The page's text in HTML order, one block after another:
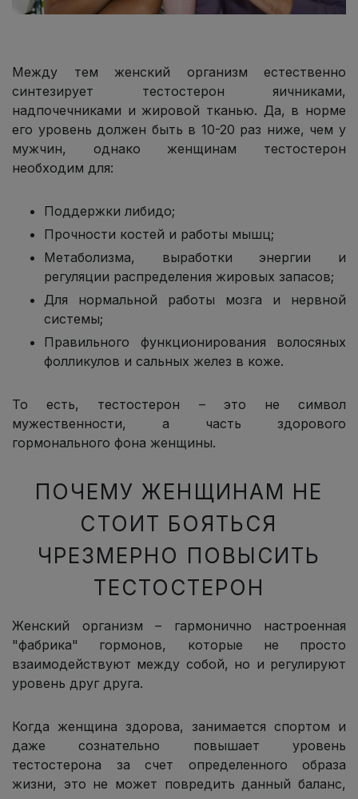
Между тем женский организм естественно
синтезирует тестостерон яичниками,
надпочечниками и жировой тканью. Да, в норме
его уровень должен быть в 10-20 раз ниже, чем у
мужчин, однако женщинам тестостерон
необходим для:
Поддержки либидо;
Прочности костей и работы мышц;
Метаболизма, выработки энергии и
регуляции распределения жировых запасов;
Для нормальной работы мозга и нервной
системы;
Правильного функционирования волосяных
фолликулов и сальных желез в коже.
То есть, тестостерон – это не символ
мужественности, а часть здорового
гормонального фона женщины.
ПОЧЕМУ ЖЕНЩИНАМ НЕ
СТОИТ БОЯТЬСЯ
ЧРЕЗМЕРНО ПОВЫСИТЬ
ТЕСТОСТЕРОН
Женский организм – гармонично настроенная
"фабрика" гормонов, которые не просто
взаимодействуют между собой, но и регулируют
уровень друг друга.
Когда женщина здорова, занимается спортом и
даже сознательно повышает уровень
тестостерона за счет определенного образа
жизни, это не может повредить данный баланс,